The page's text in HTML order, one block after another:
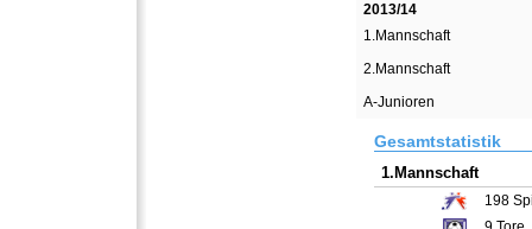
2013/14
1.Mannschaft
2.Mannschaft
A-Junioren
Gesamtstatistik
1.Mannschaft
198